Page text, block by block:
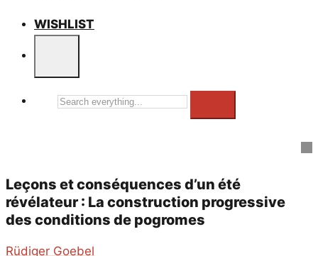
WISHLIST
Search
Leçons et conséquences d’un été
révélateur : La construction progressive
des conditions de pogromes
Rüdiger Goebel